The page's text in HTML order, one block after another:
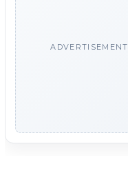
ADVERTISEMENT